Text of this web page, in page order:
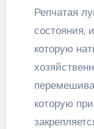
Репчатая
состояния,
которую
которую